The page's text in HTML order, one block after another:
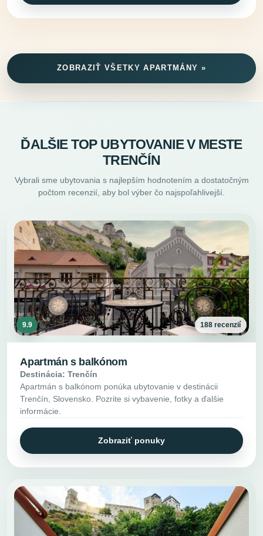
ZOBRAZIŤ VŠETKY APARTMÁNY »
ĎALŠIE TOP UBYTOVANIE V MESTE
TRENČÍN
Vybrali sme ubytovania s najlepším hodnotením a dostatočným
počtom recenzií, aby bol výber čo najspoľahlivejší.
9.9 188 recenzií
Apartmán s balkónom
Destinácia: Trenčín
Apartmán s balkónom ponúka ubytovanie v destinácii
Trenčín, Slovensko. Pozrite si vybavenie, fotky a ďalšie
informácie.
Zobraziť ponuky